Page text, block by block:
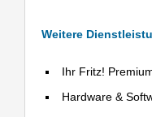
Weitere
Ihr Fritz!
Hardware &